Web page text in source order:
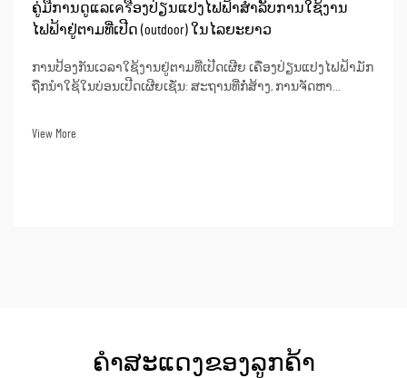
ຄູ່ມືການດູແລເครື່ອງປ່ຽນແປງໄຟຟ້າສຳລັບການໃຊ້ງານ
ໄຟຟ້າຢູ່ຕາມທີ່ເປີດ (outdoor) ໃນໄລຍະຍາວ
ການປ້ອງກັນເວລາໃຊ້ງານຢູ່ຕາມທີ່ເປີດເຜີຍ ເຄື່ອງປ່ຽນແປງໄຟຟ້າມັກ
ຖືກນຳໃຊ້ໃນບ່ອນເປີດເຜີຍເຊັ່ນ: ສະຖານທີ່ກໍ່ສ້າງ, ການຈັດຫາ
View More
ຄຳສະແດງຂອງລູກຄ້າ